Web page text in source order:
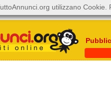
utilizzano